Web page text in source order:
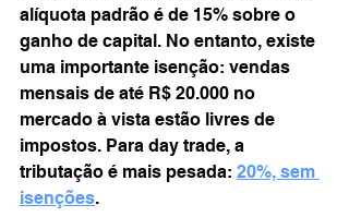
alíquota padrão é de 15% sobre o
ganho de capital. No entanto, existe
uma importante isenção: vendas
mensais de até R$ 20.000 no
mercado à vista estão livres de
impostos. Para day trade, a
tributação é mais pesada: 20%, sem
isenções.